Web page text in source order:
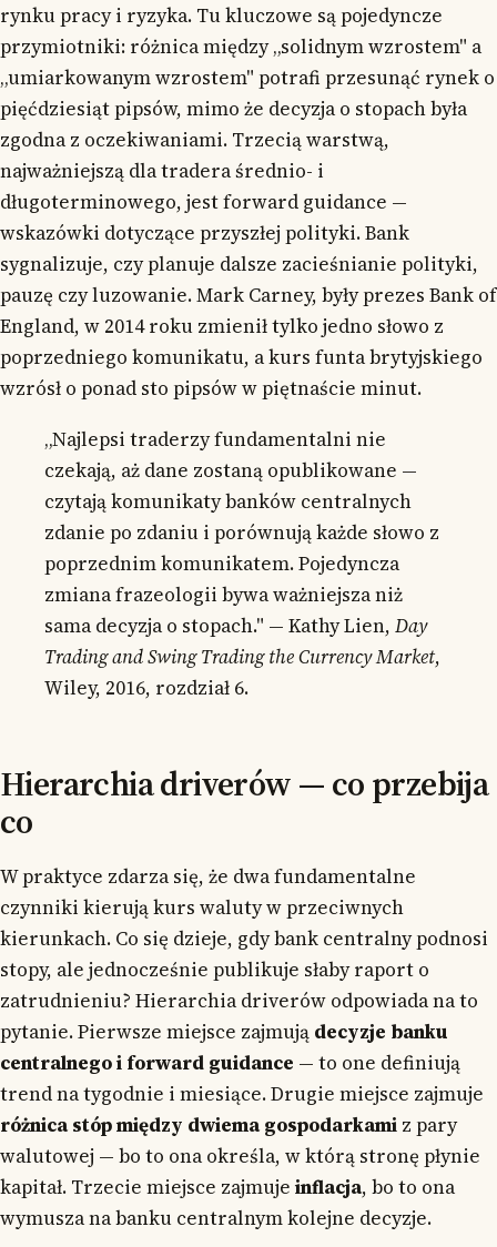
rynku pracy i ryzyka. Tu kluczowe są pojedyncze
przymiotniki: różnica między „solidnym wzrostem" a
„umiarkowanym wzrostem" potrafi przesunąć rynek o
pięćdziesiąt pipsów, mimo że decyzja o stopach była
zgodna z oczekiwaniami. Trzecią warstwą,
najważniejszą dla tradera średnio- i
długoterminowego, jest forward guidance —
wskazówki dotyczące przyszłej polityki. Bank
sygnalizuje, czy planuje dalsze zacieśnianie polityki,
pauzę czy luzowanie. Mark Carney, były prezes Bank of
England, w 2014 roku zmienił tylko jedno słowo z
poprzedniego komunikatu, a kurs funta brytyjskiego
wzrósł o ponad sto pipsów w piętnaście minut.
„Najlepsi traderzy fundamentalni nie
czekają, aż dane zostaną opublikowane —
czytają komunikaty banków centralnych
zdanie po zdaniu i porównują każde słowo z
poprzednim komunikatem. Pojedyncza
zmiana frazeologii bywa ważniejsza niż
sama decyzja o stopach." — Kathy Lien, Day
Trading and Swing Trading the Currency Market,
Wiley, 2016, rozdział 6.
Hierarchia driverów — co przebija
co
W praktyce zdarza się, że dwa fundamentalne
czynniki kierują kurs waluty w przeciwnych
kierunkach. Co się dzieje, gdy bank centralny podnosi
stopy, ale jednocześnie publikuje słaby raport o
zatrudnieniu? Hierarchia driverów odpowiada na to
pytanie. Pierwsze miejsce zajmują decyzje banku
centralnego i forward guidance — to one definiują
trend na tygodnie i miesiące. Drugie miejsce zajmuje
różnica stóp między dwiema gospodarkami z pary
walutowej — bo to ona określa, w którą stronę płynie
kapitał. Trzecie miejsce zajmuje inflacja, bo to ona
wymusza na banku centralnym kolejne decyzje.